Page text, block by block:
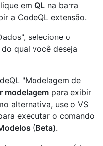
em QL na barra
a CodeQL extensão.
selecione o
qual você deseja
"Modelagem de
modelagem para exibir
alternativa, use o VS
executar o comando
(Beta).